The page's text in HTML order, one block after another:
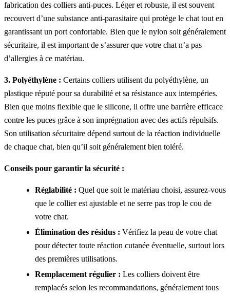
fabrication des colliers anti-puces. Léger et robuste, il est souvent
recouvert d’une substance anti-parasitaire qui protège le chat tout en
garantissant un port confortable. Bien que le nylon soit généralement
sécuritaire, il est important de s’assurer que votre chat n’a pas
d’allergies à ce matériau.
3. Polyéthylène : Certains colliers utilisent du polyéthylène, un
plastique réputé pour sa durabilité et sa résistance aux intempéries.
Bien que moins flexible que le silicone, il offre une barrière efficace
contre les puces grâce à son imprégnation avec des actifs répulsifs.
Son utilisation sécuritaire dépend surtout de la réaction individuelle
de chaque chat, bien qu’il soit généralement bien toléré.
Conseils pour garantir la sécurité :
Réglabilité : Quel que soit le matériau choisi, assurez-vous
que le collier est ajustable et ne serre pas trop le cou de
votre chat.
Élimination des résidus : Vérifiez la peau de votre chat
pour détecter toute réaction cutanée éventuelle, surtout lors
des premières utilisations.
Remplacement régulier : Les colliers doivent être
remplacés selon les recommandations, généralement tous